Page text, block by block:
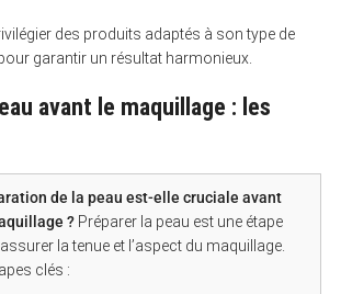
des produits adaptés à son type de
garantir un résultat harmonieux.
avant le maquillage : les
de la peau est-elle cruciale avant
?Préparer la peau est une étape
la tenue et l’aspect du maquillage.
clés :